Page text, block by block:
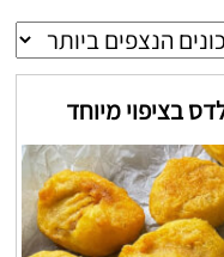
בציפוי מיוחד